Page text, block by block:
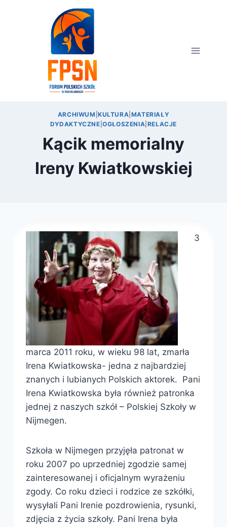
ARCHIWUM |KULTURA MATERIAŁY
DYDAKTYCZNE |OGŁOSZENIA RELACJE
Kącik memorialny
Ireny Kwiatkowskiej
3
marca 2011 roku, w wieku 98 lat, zmarła
Irena Kwiatkowska- jedna z najbardziej
znanych i lubianych Polskich aktorek. Pani
Irena Kwiatkowska była również patronka
jednej z naszych szkół – Polskiej Szkoły w
Nijmegen.
Szkoła w Nijmegen przyjęła patronat w
roku 2007 po uprzedniej zgodzie samej
zainteresowanej i oficjalnym wyrażeniu
zgody. Co roku dzieci i rodzice ze szkółki,
wysyłali Pani Irenie pozdrowienia, rysunki,
zdjęcia z życia szkoły. Pani Irena była